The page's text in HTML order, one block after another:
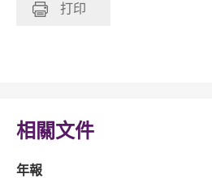
打印
相關文件
年報